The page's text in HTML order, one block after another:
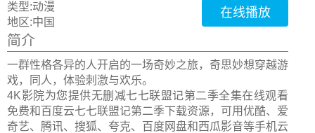
类型:动漫
地区:中国
在线播放
简介
一群性格各异的人开启的一场奇妙之旅，奇思妙想穿越游
戏，同人，体验刺激与欢乐。
4K影院为您提供无删减七七联盟记第二季全集在线观看
免费和百度云七七联盟记第二季下载资源，可用优酷、爱
奇艺、腾讯、搜狐、夸克、百度网盘和西瓜影音等手机云